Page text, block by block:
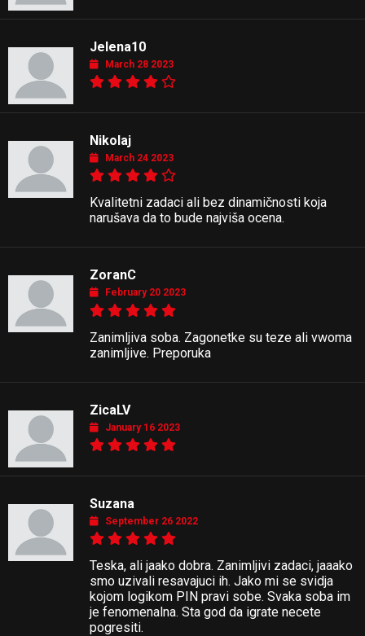
Jelena10
March 28 2023
Nikolaj
March 24 2023
Kvalitetni zadaci ali bez dinamičnosti koja
narušava da to bude najviša ocena.
ZoranC
February 20 2023
Zanimljiva soba. Zagonetke su teze ali vwoma
zanimljive. Preporuka
ZicaLV
January 16 2023
Suzana
September 26 2022
Teska, ali jaako dobra. Zanimljivi zadaci, jaaako
smo uzivali resavajuci ih. Jako mi se svidja
kojom logikom PIN pravi sobe. Svaka soba im
je fenomenalna. Sta god da igrate necete
pogresiti.